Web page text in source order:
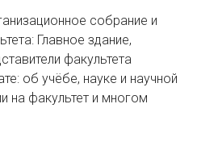
собрание и
Главное здание,
факультета
об учёбе, науке и научной
на факультет и многом